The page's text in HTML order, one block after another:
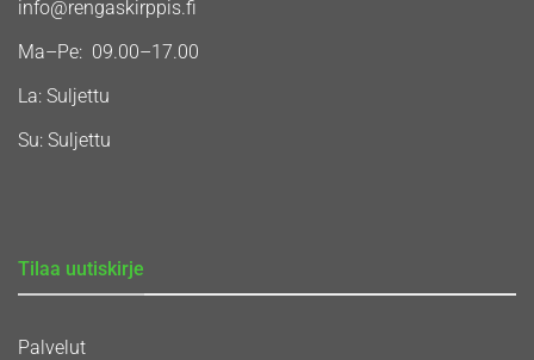
info@rengaskirppis.fi
Ma–Pe: 09.00–17.00
La: Suljettu
Su: Suljettu
Tilaa uutiskirje
Palvelut